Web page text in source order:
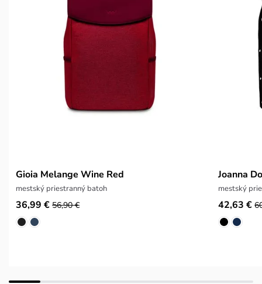
Gioia Melange Wine Red
mestský priestranný batoh
36,99 € 56,90 €
Joanna
mestský
42,63 €